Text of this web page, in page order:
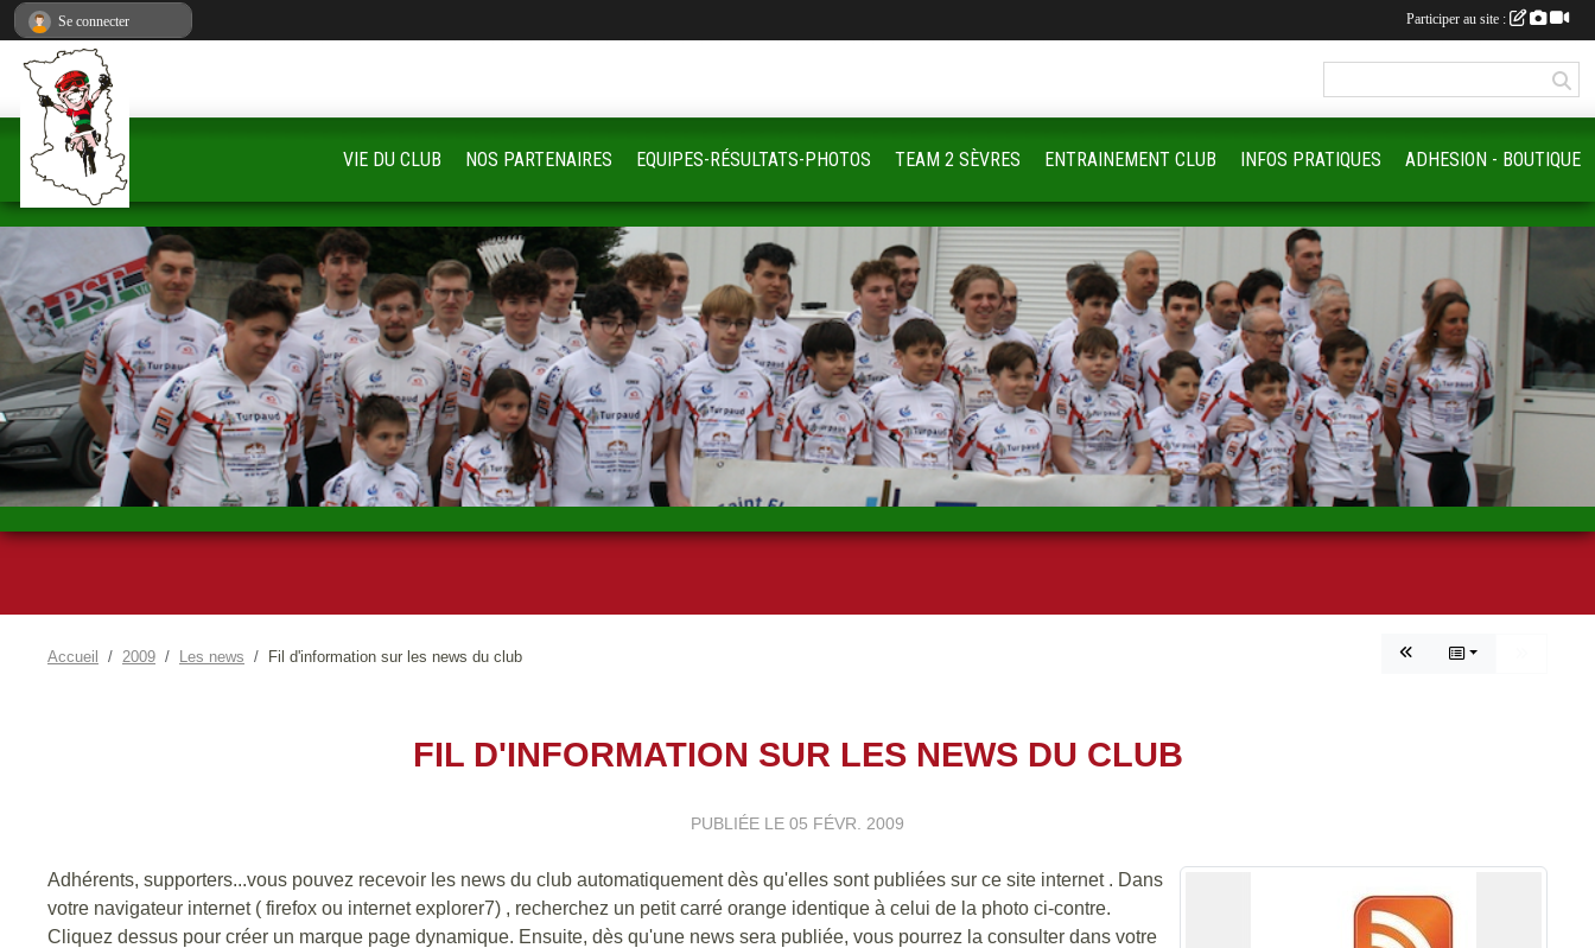
Accueil 2009 Les news Fil d'information sur les news du club
FIL D'INFORMATION SUR LES NEWS DU CLUB
PUBLIÉE LE 05 FÉVR. 2009
Adhérents, supporters...vous pouvez recevoir les news du club automatiquement dès qu'elles sont publiées sur ce site internet . Dans
votre navigateur internet ( firefox ou internet explorer7) , recherchez un petit carré orange identique à celui de la photo ci-contre.
Cliquez dessus pour créer un marque page dynamique. Ensuite, dès qu'une news sera publiée, vous pourrez la consulter dans votre
VIE DU CLUB NOS PARTENAIRES EQUIPES-RÉSULTATS-PHOTOS TEAM 2 SÈVRES ENTRAINEMENT CLUB INFOS PRATIQUES ADHESION - BOUTIQUE
Se connecter Participer au site :
Panneau de gestion des cookies